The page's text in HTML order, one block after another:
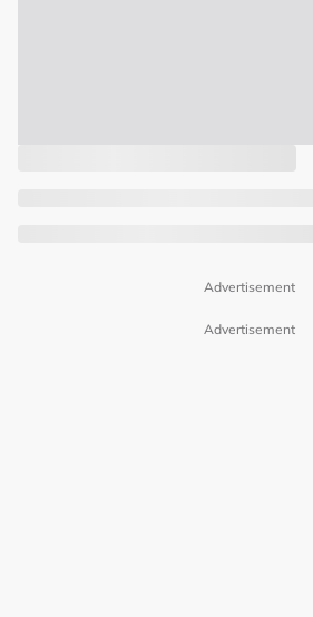
Advertisement
Advertisement